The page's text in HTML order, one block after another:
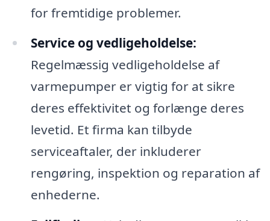
for fremtidige problemer.
Service og vedligeholdelse:
Regelmæssig vedligeholdelse af
varmepumper er vigtig for at sikre
deres effektivitet og forlænge deres
levetid. Et firma kan tilbyde
serviceaftaler, der inkluderer
rengøring, inspektion og reparation af
enhederne.